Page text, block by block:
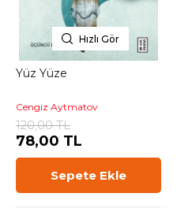
Hızlı Gör
Yüz Yüze
Cengiz Aytmatov
120,00 TL
78,00 TL
Sepete Ekle